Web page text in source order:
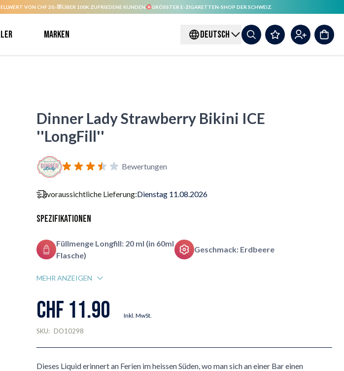
VON CHF 20.- ÜBER 100K ZUFRIEDENE KUNDEN. GRÖSSTER E-ZIGARETTEN-SHOP DER SCHWEIZ.
Marken DEUTSCH
Dinner Lady Strawberry Bikini ICE
''LongFill''
Bewertungen
voraussichtliche Lieferung:Dienstag 11.08.2026
Spezifikationen
Füllmenge Longfill: 20 ml (in 60ml
Flasche)
Geschmack: Erdbeere
MEHR ANZEIGEN
CHF 11.90 Inkl. MwSt.
SKU: DO10298
Dieses Liquid erinnert an Ferien im heissen Süden, wo man sich an einer Bar einen